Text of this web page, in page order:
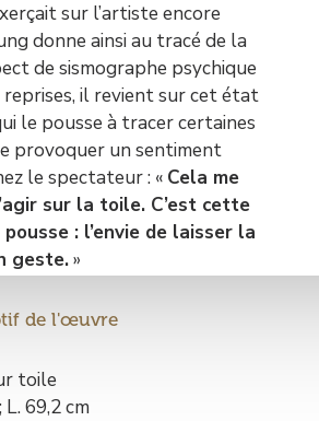
sur l’artiste encore
donne ainsi au tracé de la
de sismographe psychique
reprises, il revient sur cet état
le pousse à tracer certaines
provoquer un sentiment
le spectateur : « Cela me
sur la toile. C’est cette
: l’envie de laisser la
geste.»
de l'œuvre
toile
L. 69,2 cm